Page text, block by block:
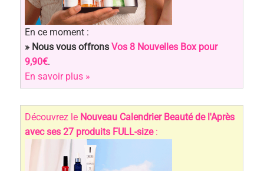
En ce moment :
» Nous vous offronsVos 8 Nouvelles Box pour
9,90€.
En savoir plus »
Découvrez le Nouveau Calendrier Beauté de l'Après
avec ses 27 produits FULL-size: